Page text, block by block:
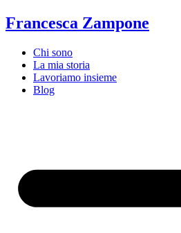
Vai
al
Francesca Zampone
Chi sono
La mia storia
Lavoriamo insieme
Blog